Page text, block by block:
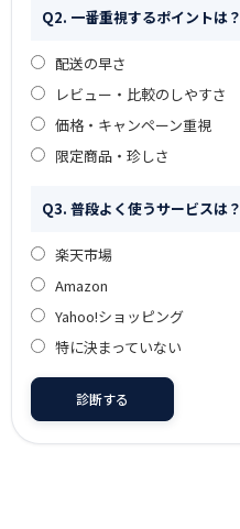
Q2. 一番重視するポイントは？
配送の早さ
レビュー・比較のしやすさ
価格・キャンペーン重視
限定商品・珍しさ
Q3. 普段よく使うサービスは？
楽天市場
Amazon
Yahoo!ショッピング
特に決まっていない
診断する